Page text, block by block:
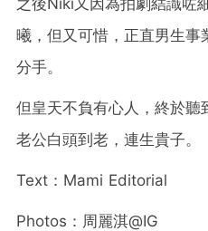
曦，但又可惜，正直男生事
分手。
但皇天不負有心人，終於
老公白頭到老，連生貴子。
Text：Mami Editorial
Photos：周麗淇@IG